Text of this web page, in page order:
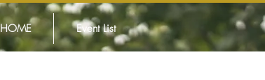
HOME Event List